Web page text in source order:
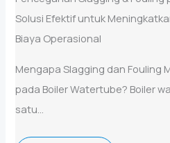
Solusi Efektif untuk
Biaya Operasional
Mengapa Slagging dan Fouling
pada Boiler Watertube? Boiler
satu...